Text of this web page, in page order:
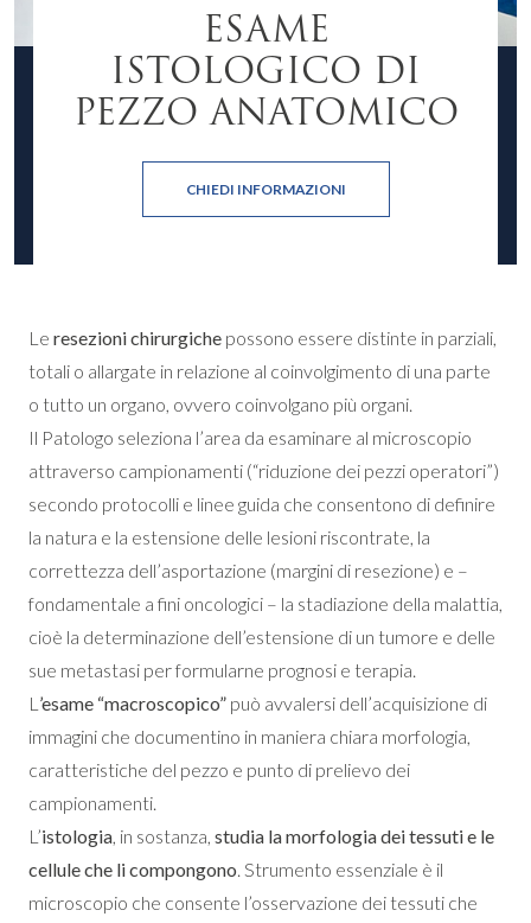
ESAME
ISTOLOGICO DI
PEZZO ANATOMICO
CHIEDI INFORMAZIONI
Le resezioni chirurgiche possono essere distinte in parziali,
totali o allargate in relazione al coinvolgimento di una parte
o tutto un organo, ovvero coinvolgano più organi.
Il Patologo seleziona l’area da esaminare al microscopio
attraverso campionamenti (“riduzione dei pezzi operatori”)
secondo protocolli e linee guida che consentono di definire
la natura e la estensione delle lesioni riscontrate, la
correttezza dell’asportazione (margini di resezione) e –
fondamentale a fini oncologici – la stadiazione della malattia,
cioè la determinazione dell’estensione di un tumore e delle
sue metastasi per formularne prognosi e terapia.
L ’esame “macroscopico” può avvalersi dell’acquisizione di
immagini che documentino in maniera chiara morfologia,
caratteristiche del pezzo e punto di prelievo dei
campionamenti.
L’istologia, in sostanza, studia la morfologia dei tessuti e le
cellule che li compongono. Strumento essenziale è il
microscopio che consente l’osservazione dei tessuti che